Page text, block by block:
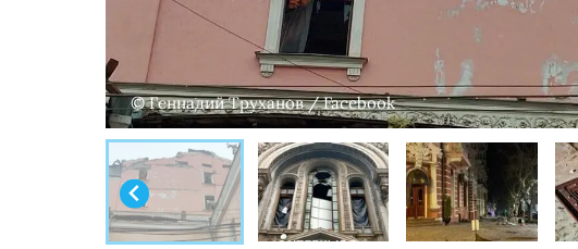
© Геннадий Труханов / Facebook